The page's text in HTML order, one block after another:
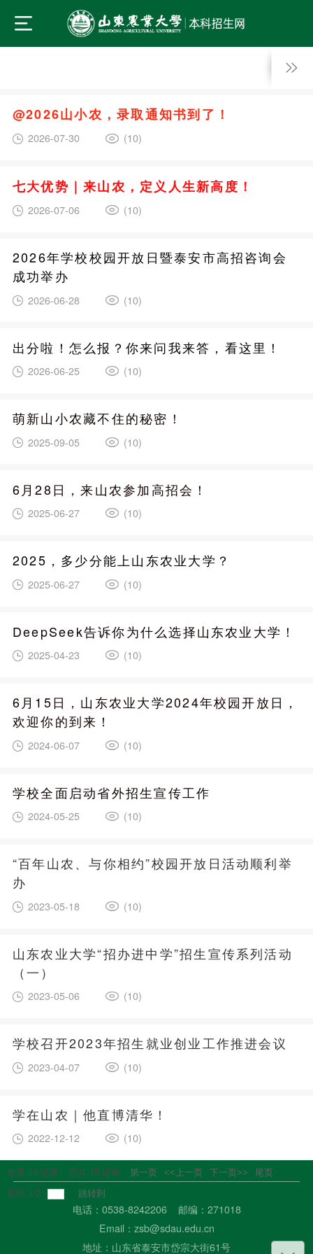
@2026山小农，录取通知书到了！
2026-07-30 (10)
七大优势｜来山农，定义人生新高度！
2026-07-06 (10)
2026年学校校园开放日暨泰安市高招咨询会
成功举办
2026-06-28 (10)
出分啦！怎么报？你来问我来答，看这里！
2026-06-25 (10)
萌新山小农藏不住的秘密！
2025-09-05 (10)
6月28日，来山农参加高招会！
2025-06-27 (10)
2025，多少分能上山东农业大学？
2025-06-27 (10)
DeepSeek告诉你为什么选择山东农业大学！
2025-04-23 (10)
6月15日，山东农业大学2024年校园开放日，
欢迎你的到来！
2024-06-07 (10)
学校全面启动省外招生宣传工作
2024-05-25 (10)
“百年山农、与你相约”校园开放日活动顺利举
办
2023-05-18 (10)
山东农业大学“招办进中学”招生宣传系列活动
（一）
2023-05-06 (10)
学校召开2023年招生就业创业工作推进会议
2023-04-07 (10)
学在山农｜他直博清华！
2022-12-12 (10)
每页 14 记录 总共 15 记录 第一页 <<上一页 下一页>>
尾页
页码 1/2 跳转到
电话：0538-8242206 邮编：271018
Email：zsb@sdau.edu.cn
地址：山东省泰安市岱宗大街61号